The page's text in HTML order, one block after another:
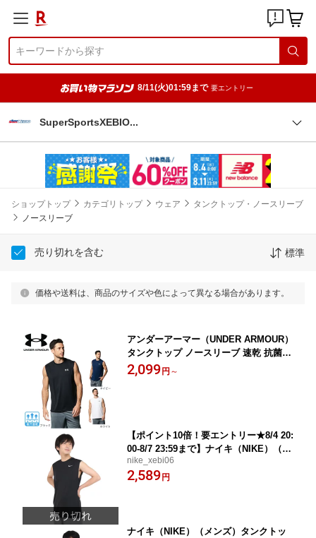
8/11(火)01:59まで 要エントリー
SuperSportsXEBIO
ショップトップ カテゴリトップ ウェア
タンクトップ・ノースリーブ
ノースリーブ
売り切れを含む 標準
価格や送料は、商品のサイズや色によって異なる場合があります。
アンダーアーマー（UNDER ARMOUR）
タンクトップ ノースリーブ 速乾 抗菌
ストレッチ 1367452
2,099 円 ～
【ポイント10倍！要エントリー★8/4 20:
00-8/7 23:59まで】ナイキ（NIKE）（メ
ンズ）ドライフィット レジェンド スリ
ーブレス フィットネス Tシャツ DX0992
nike_xebi06
2,589 円
ナイキ（NIKE）（メンズ）タンクトッ